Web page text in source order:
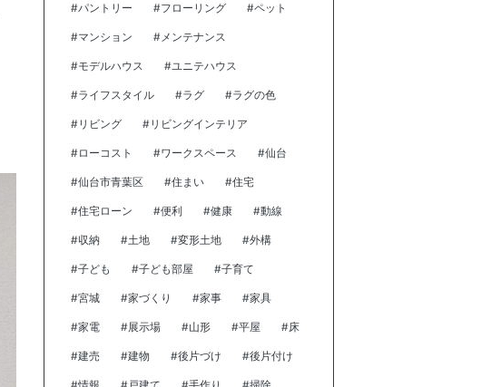
#パントリー #フローリング #ペット
#マンション #メンテナンス
#モデルハウス #ユニテハウス
#ライフスタイル #ラグ #ラグの色
#リビング #リビングインテリア
#ローコスト #ワークスペース #仙台
#仙台市青葉区 #住まい #住宅
#住宅ローン #便利 #健康 #動線
#収納 #土地 #変形土地 #外構
#子ども #子ども部屋 #子育て
#宮城 #家づくり #家事 #家具
#家電 #展示場 #山形 #平屋 #床
#建売 #建物 #後片づけ #後片付け